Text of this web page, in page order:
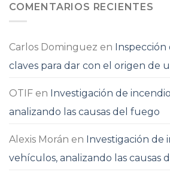
COMENTARIOS RECIENTES
Carlos Dominguez en Inspección
claves para dar con el origen de
OTIF en Investigación de
analizando las causas del fuego
Alexis Morán en Investigación de
vehículos, analizando las causas